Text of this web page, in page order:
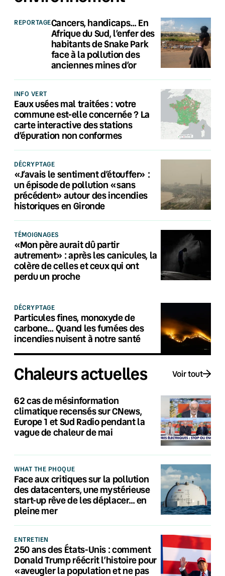
REPORTAGECancers, handicaps… En
Afrique du Sud, l’enfer des
habitants de Snake Park
face à la pollution des
anciennes mines d’or
INFO VERT
Eaux usées mal traitées : votre
commune est-elle concernée ? La
carte interactive des stations
d’épuration non conformes
DÉCRYPTAGE
«J’avais le sentiment d’étouffer» :
un épisode de pollution «sans
précédent» autour des incendies
historiques en Gironde
TÉMOIGNAGES
«Mon père aurait dû partir
autrement» : après les canicules, la
colère de celles et ceux qui ont
perdu un proche
DÉCRYPTAGE
Particules fines, monoxyde de
carbone… Quand les fumées des
incendies nuisent à notre santé
Chaleurs actuelles Voir tout
62 cas de mésinformation
climatique recensés sur CNews,
Europe 1 et Sud Radio pendant la
vague de chaleur de mai
WHAT THE PHOQUE
Face aux critiques sur la pollution
des datacenters, une mystérieuse
start-up rêve de les déplacer… en
pleine mer
ENTRETIEN
250 ans des États-Unis : comment
Donald Trump réécrit l’histoire pour
«aveugler la population et ne pas